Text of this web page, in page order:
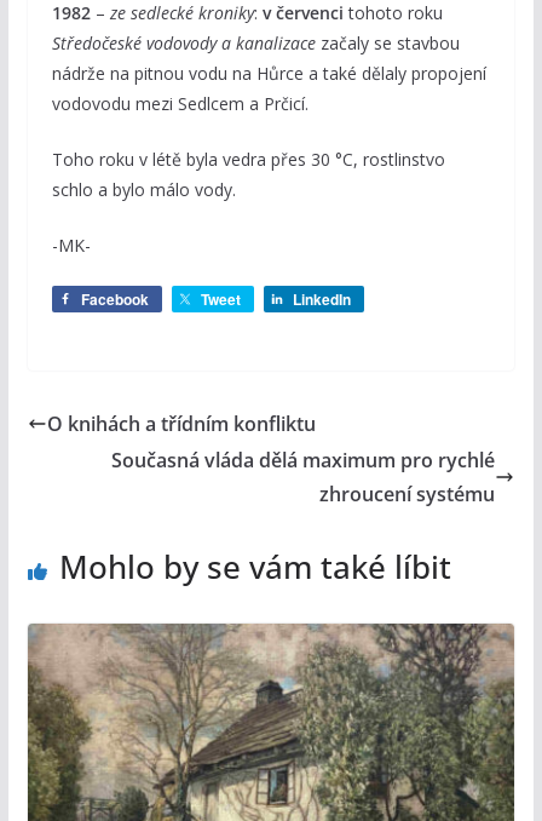
1982– ze sedlecké kroniky: v červenci tohoto roku
Středočeské vodovody a kanalizacezačaly se stavbou
nádrže na pitnou vodu na Hůrce a také dělaly propojení
vodovodu mezi Sedlcem a Prčicí.
Toho roku v létě byla vedra přes 30 °C, rostlinstvo
schlo a bylo málo vody.
-MK-
Facebook Tweet LinkedIn
O knihách a třídním konfliktu
Současná vláda dělá maximum pro rychlé
zhroucení systému
Mohlo by se vám také líbit